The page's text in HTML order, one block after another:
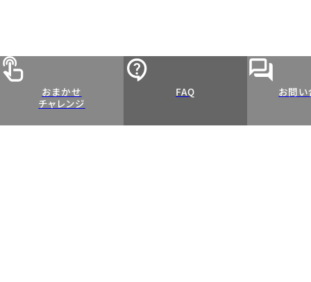
おまかせ
チャレンジ
FAQ お問